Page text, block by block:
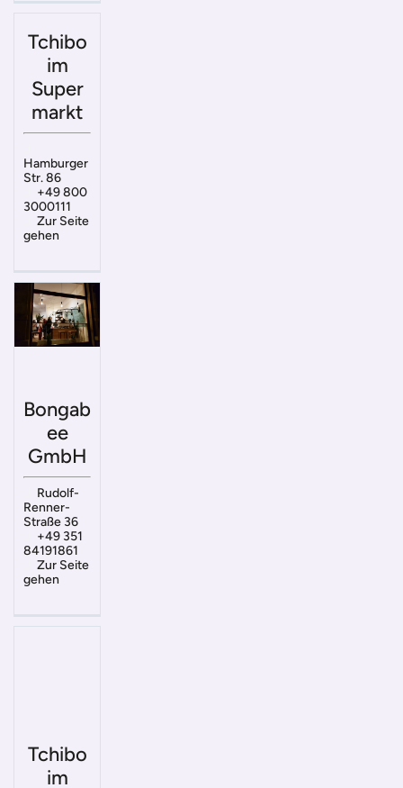
Tchibo
im
Super
markt
Hamburger
Str. 86
+49 800
3000111
Zur Seite
gehen
Bongab
ee
GmbH
Rudolf-
Renner-
Straße 36
+49 351
84191861
Zur Seite
gehen
Tchibo
im